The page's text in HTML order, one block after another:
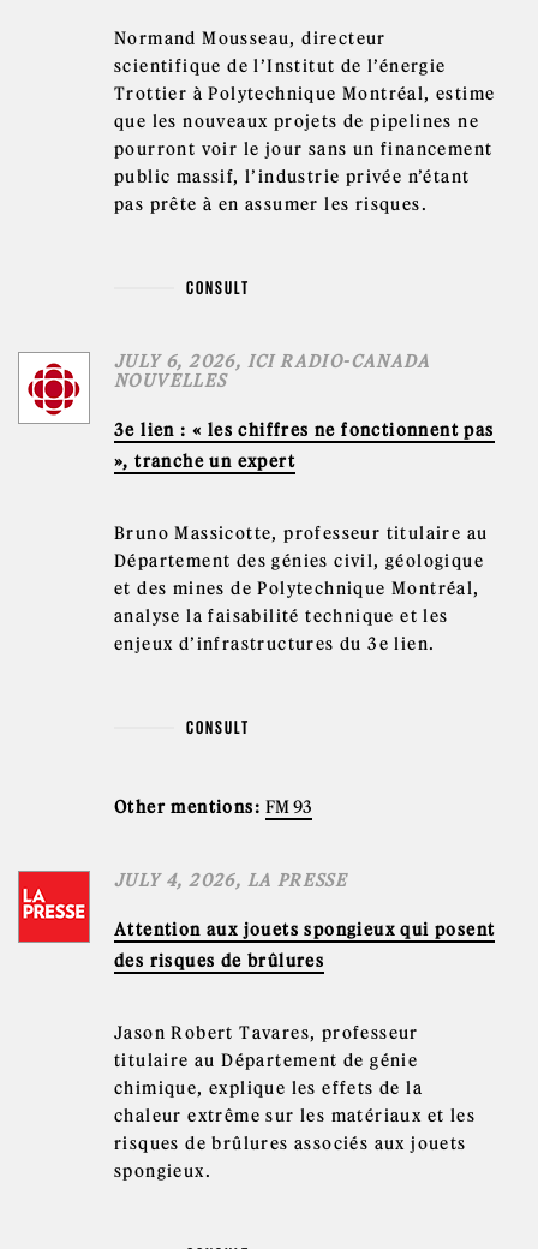
Normand Mousseau, directeur
scientifique de l’Institut de l’énergie
Trottier à Polytechnique Montréal, estime
que les nouveaux projets de pipelines ne
pourront voir le jour sans un financement
public massif, l’industrie privée n’étant
pas prête à en assumer les risques.
CONSULT
JULY 6, 2026, ICI RADIO-CANADA
NOUVELLES
3e lien : « les chiffres ne fonctionnent pas
», tranche un expert
Bruno Massicotte, professeur titulaire au
Département des génies civil, géologique
et des mines de Polytechnique Montréal,
analyse la faisabilité technique et les
enjeux d’infrastructures du 3e lien.
CONSULT
Other mentions:FM 93
JULY 4, 2026, LA PRESSE
Attention aux jouets spongieux qui posent
des risques de brûlures
Jason Robert Tavares, professeur
titulaire au Département de génie
chimique, explique les effets de la
chaleur extrême sur les matériaux et les
risques de brûlures associés aux jouets
spongieux.